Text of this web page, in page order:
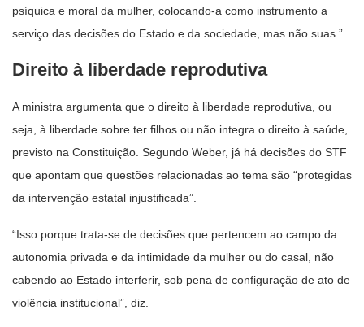
psíquica e moral da mulher, colocando-a como instrumento a
serviço das decisões do Estado e da sociedade, mas não suas.”
Direito à liberdade reprodutiva
A ministra argumenta que o direito à liberdade reprodutiva, ou
seja, à liberdade sobre ter filhos ou não integra o direito à saúde,
previsto na Constituição. Segundo Weber, já há decisões do STF
que apontam que questões relacionadas ao tema são “protegidas
da intervenção estatal injustificada”.
“Isso porque trata-se de decisões que pertencem ao campo da
autonomia privada e da intimidade da mulher ou do casal, não
cabendo ao Estado interferir, sob pena de configuração de ato de
violência institucional”, diz.